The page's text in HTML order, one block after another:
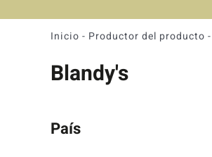
Inicio - Productor del producto -
Blandy's
País